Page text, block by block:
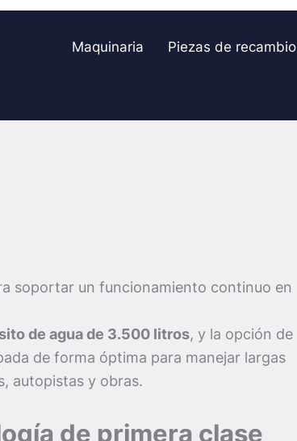
Maquinaria Piezas de recambio
soportar un funcionamiento continuo en
de agua de 3.500 litros, y la opción de
de forma óptima para manejar largas
autopistas y obras.
de primera clase